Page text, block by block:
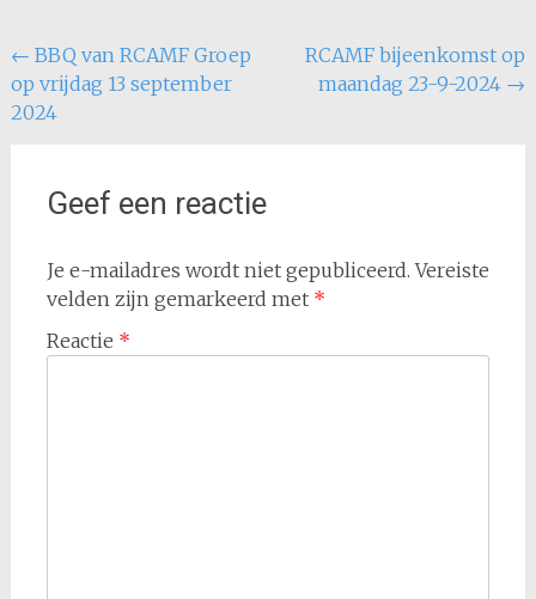
Bericht
navigatie
← BBQ van RCAMF Groep
op vrijdag 13 september
2024
RCAMF bijeenkomst op
maandag 23-9-2024 →
Geef een reactie
Je e-mailadres wordt niet gepubliceerd. Vereiste
velden zijn gemarkeerd met *
Reactie *